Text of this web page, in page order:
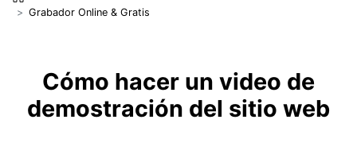
Sala de prensa
Soporte
Características
Características IA
Soluciones
Blog
Encuentra más soluciones >
Empieza
Empresa
Grabador Online & Gratis
Cómo hacer un video de
demostración del sitio web